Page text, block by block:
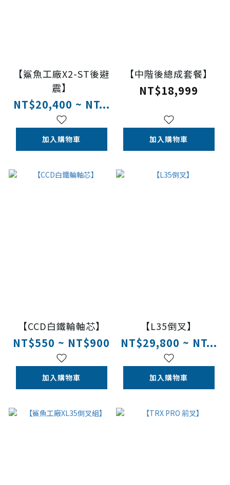
【鯊魚工廠X2-ST後避
震】
NT$20,400 ~ NT...
加入購物車
【中階後總成套餐】
NT$18,999
加入購物車
【CCD白鐵輪軸芯】
NT$550 ~ NT$900
加入購物車
【L35倒叉】
NT$29,800 ~ NT...
加入購物車